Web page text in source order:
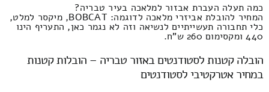
כמה תעלה העברת אבזור למלאכה בעיר טבריה?
המחיר להובלת אביזרי מלאכה לדוגמה: BOBCAT, מיקסר למלט,
כלי תחבורה תעשייתיים לנשיאה וזה לא נגמר כאן, התעריף הינו
440 ומקסימום 260 ש"ח.
הובלה קטנות לסטודנטים באזור טבריה – הובלות קטנות
במחיר אטרקטיבי לסטודנטים